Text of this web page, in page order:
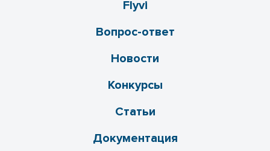
Flyvi
Вопрос-ответ
Новости
Конкурсы
Статьи
Документация